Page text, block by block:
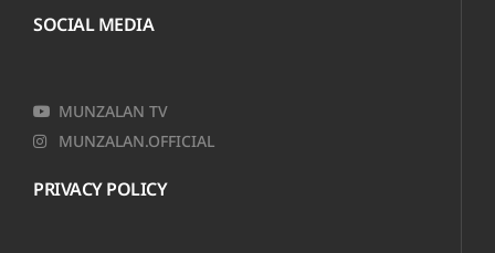
SOCIAL MEDIA
MUNZALAN TV
MUNZALAN.OFFICIAL
PRIVACY POLICY